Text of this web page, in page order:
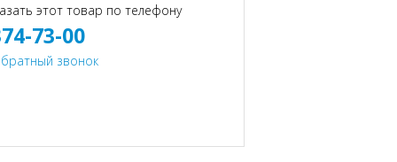
этот товар по телефону
73-00
звонок